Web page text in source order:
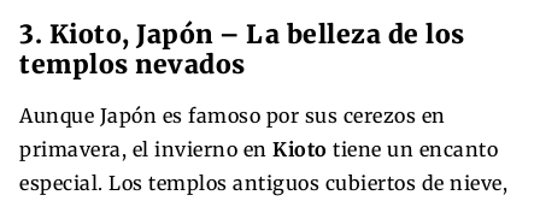
3. Kioto, Japón – La belleza de los
templos nevados
Aunque Japón es famoso por sus cerezos en
primavera, el invierno en Kioto tiene un encanto
especial. Los templos antiguos cubiertos de nieve,